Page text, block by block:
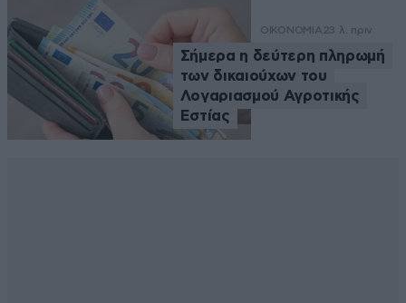
ΟΙΚΟΝΟΜΙΑ23 λ. πριν
Σήμερα η δεύτερη πληρωμή
των δικαιούχων του
Λογαριασμού Αγροτικής
Εστίας